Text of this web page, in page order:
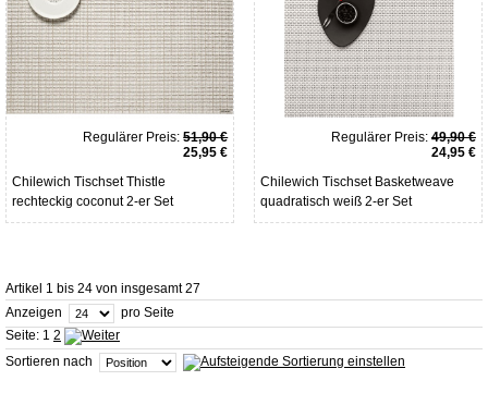
Regulärer Preis: 51,90 €
25,95 €
Chilewich Tischset Thistle
rechteckig coconut 2-er Set
Regulärer Preis: 49,90 €
24,95 €
Chilewich Tischset Basketweave
quadratisch weiß 2-er Set
Artikel 1 bis 24 von insgesamt 27
Anzeigen
pro Seite
Seite: 1 2
Sortieren nach